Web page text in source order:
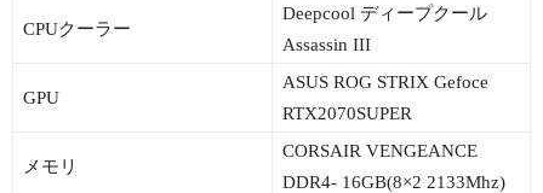
CPUクーラー
Deepcool ディープクール
Assassin III
GPU
ASUS ROG STRIX Gefoce
RTX2070SUPER
メモリ
CORSAIR VENGEANCE
DDR4- 16GB(8×2 2133Mhz)